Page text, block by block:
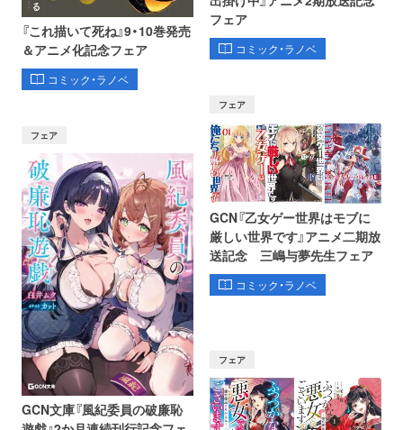
『これ描いて死ね』9・10巻発売
＆アニメ化記念フェア
コミック・ラノベ
フェア
コミック・ラノベ
フェア
GCN文庫『風紀委員の破廉恥
フェア
GCN『乙女ゲー世界はモブに
厳しい世界です』アニメ二期放
送記念 三嶋与夢先生フェア
コミック・ラノベ
フェア